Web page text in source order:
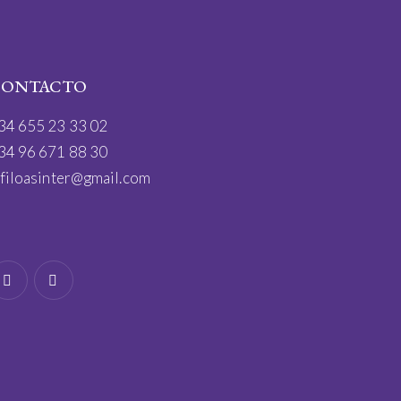
655 23 33 02
96 671 88 30